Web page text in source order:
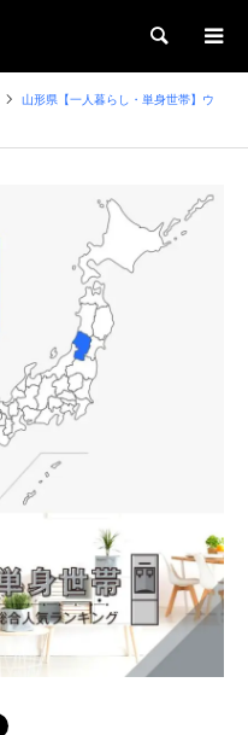
検索
山形県【一人暮らし・単身世帯】ウ